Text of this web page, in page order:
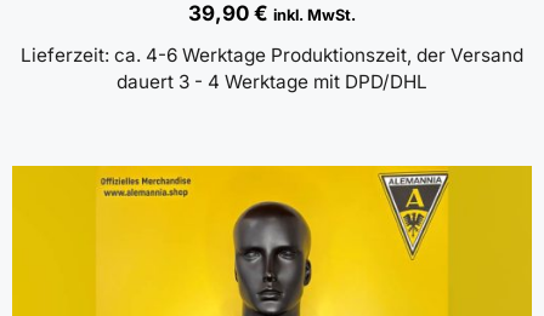
39,90 € inkl. MwSt.
Lieferzeit: ca. 4-6 Werktage Produktionszeit, der Versand
dauert 3 - 4 Werktage mit DPD/DHL